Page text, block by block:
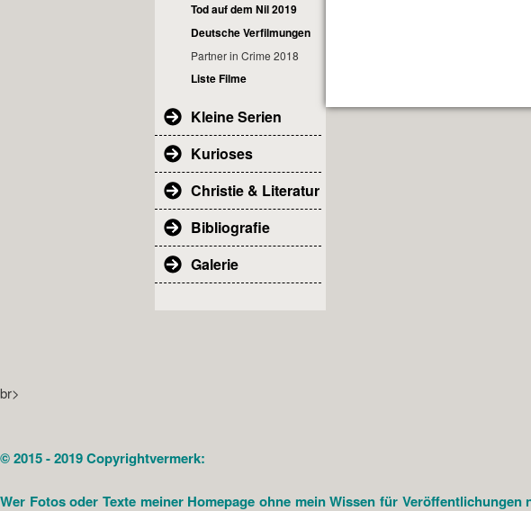
Tod auf dem Nil 2019
Deutsche Verfilmungen
Partner in Crime 2018
Liste Filme
Kleine Serien
Kurioses
Christie & Literatur
Bibliografie
Galerie
br>
© 2015 - 2019 Copyrightvermerk:
Wer Fotos oder Texte meiner Homepage ohne mein Wissen für